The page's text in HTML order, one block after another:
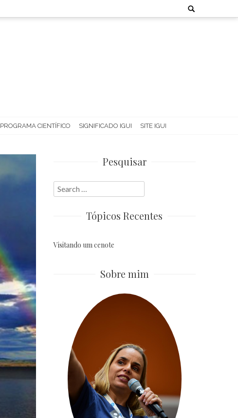
Search
for:
PROGRAMA CIENTÍFICO SIGNIFICADO IGUI SITE IGUI
Pesquisar
Search
for:
Tópicos Recentes
Visitando um cenote
Sobre mim